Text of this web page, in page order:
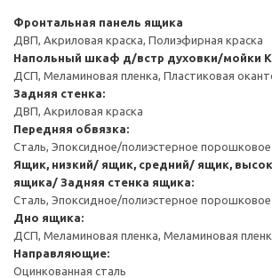
Фронтальная панель ящика
ДВП, Акриловая краска, Полиэфирная краска
Напольный шкаф д/встр духовки/мойки
ДСП, Меламиновая пленка, Пластиковая
Задняя стенка:
ДВП, Акриловая краска
Передняя обвязка:
Сталь, Эпоксидное/полиэстерное
Ящик, низкий/ ящик, средний/ ящик,
ящика/ Задняя стенка ящика:
Сталь, Эпоксидное/полиэстерное
Дно ящика:
ДСП, Меламиновая пленка, Меламиновая
Направляющие:
Оцинкованная сталь